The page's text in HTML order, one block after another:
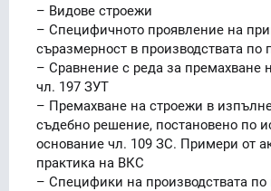
– Видове строежи
– Специфичното проявление на
съразмерност в производствата по
– Сравнение с реда за премахване
чл. 197 ЗУТ
– Премахване на строежи в
съдебно решение, постановено по
основание чл. 109 ЗС. Примери от
практика на ВКС
– Специфики на производствата по